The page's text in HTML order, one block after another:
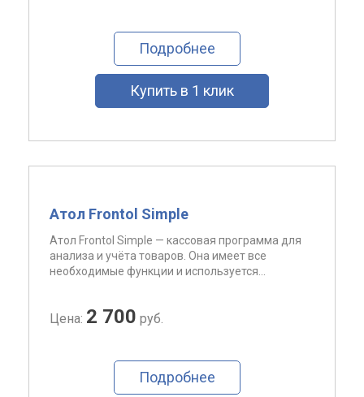
Подробнее
Купить в 1 клик
Атол Frontol Simple
Атол Frontol Simple — кассовая программа для
анализа и учёта товаров. Она имеет все
необходимые функции и используется...
Цена: 2 700 руб.
Подробнее